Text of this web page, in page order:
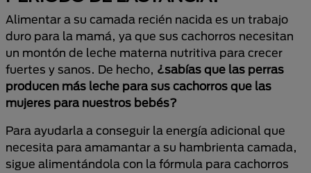
Alimentar a su camada recién nacida es un trabajo
duro para la mamá, ya que sus cachorros necesitan
un montón de leche materna nutritiva para crecer
fuertes y sanos. De hecho, ¿sabías que las perras
producen más leche para sus cachorros que las
mujeres para nuestros bebés?
Para ayudarla a conseguir la energía adicional que
necesita para amamantar a su hambrienta camada,
sigue alimentándola con la fórmula para cachorros